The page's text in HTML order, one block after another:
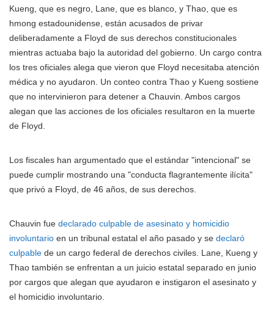
Kueng, que es negro, Lane, que es blanco, y Thao, que es
hmong estadounidense, están acusados de privar
deliberadamente a Floyd de sus derechos constitucionales
mientras actuaba bajo la autoridad del gobierno. Un cargo contra
los tres oficiales alega que vieron que Floyd necesitaba atención
médica y no ayudaron. Un conteo contra Thao y Kueng sostiene
que no intervinieron para detener a Chauvin. Ambos cargos
alegan que las acciones de los oficiales resultaron en la muerte
de Floyd.
Los fiscales han argumentado que el estándar "intencional" se
puede cumplir mostrando una "conducta flagrantemente ilícita"
que privó a Floyd, de 46 años, de sus derechos.
Chauvin fue declarado culpable de asesinato y homicidio
involuntario en un tribunal estatal el año pasado y se declaró
culpable de un cargo federal de derechos civiles. Lane, Kueng y
Thao también se enfrentan a un juicio estatal separado en junio
por cargos que alegan que ayudaron e instigaron el asesinato y
el homicidio involuntario.